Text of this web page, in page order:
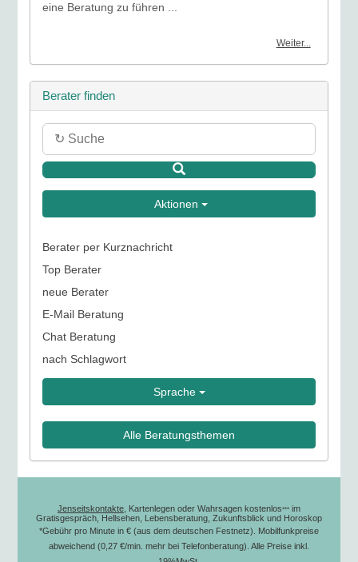
eine Beratung zu führen ...
Weiter...
Berater finden
Aktionen
Berater per Kurznachricht
Top Berater
neue Berater
E-Mail Beratung
Chat Beratung
nach Schlagwort
Sprache
Alle Beratungsthemen
Jenseitskontakte , Kartenlegen oder Wahrsagen kostenlos*** im
Gratisgespräch, Hellsehen, Lebensberatung, Zukunftsblick und Horoskop
*Gebühr pro Minute in € (aus dem deutschen Festnetz). Mobilfunkpreise
abweichend (0,27 €/min. mehr bei Telefonberatung). Alle Preise inkl.